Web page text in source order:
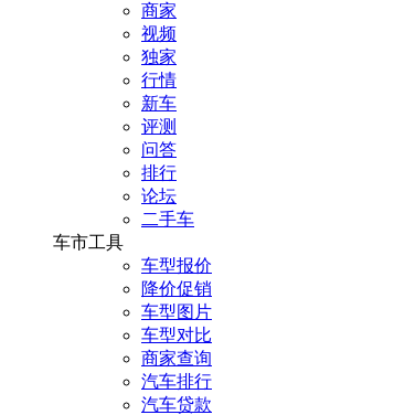
商家
视频
独家
行情
新车
评测
问答
排行
论坛
二手车
车市工具
车型报价
降价促销
车型图片
车型对比
商家查询
汽车排行
汽车贷款